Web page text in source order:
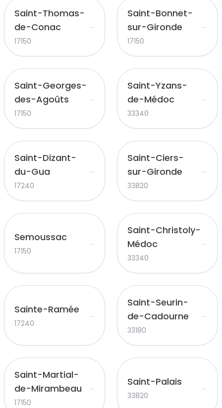
Saint-Thomas-
de-Conac
17150
→
Saint-Bonnet-
sur-Gironde
17150
→
Saint-Georges-
des-Agoûts
17150
→
Saint-Yzans-
de-Médoc
33340
→
Saint-Dizant-
du-Gua
17240
→
Saint-Ciers-
sur-Gironde
33820
→
Semoussac
17150
→
Saint-Christoly-
Médoc
33340
→
Sainte-Ramée
17240
→
Saint-Seurin-
de-Cadourne
33180
→
Saint-Martial-
de-Mirambeau
17150
→ Saint-Palais
33820
→